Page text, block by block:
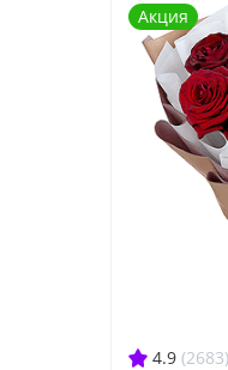
4.9 (2683)
Акция